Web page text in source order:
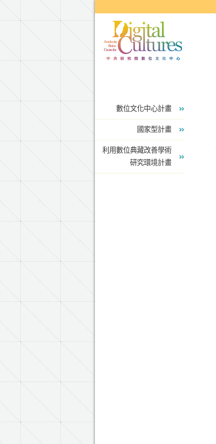
數位文化中心計畫
國家型計畫
利用數位典藏改善學術
研究環境計畫